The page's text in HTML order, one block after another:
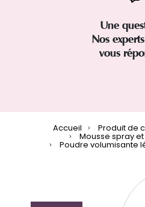
Une
Nos
vous
Accueil Produit de
Mousse spray
Poudre volumisante